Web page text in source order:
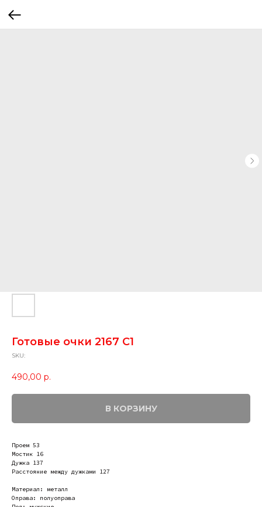
Готовые очки 2167 C1
SKU:
490,00 р.
В КОРЗИНУ
Проем 53
Мостик 16
Дужка 137
Расстояние между дужками 127
Материал: металл
Оправа: полуоправа